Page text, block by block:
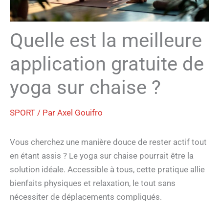
Quelle est la meilleure
application gratuite de
yoga sur chaise ?
SPORT / Par Axel Gouifro
Vous cherchez une manière douce de rester actif tout
en étant assis ? Le yoga sur chaise pourrait être la
solution idéale. Accessible à tous, cette pratique allie
bienfaits physiques et relaxation, le tout sans
nécessiter de déplacements compliqués.